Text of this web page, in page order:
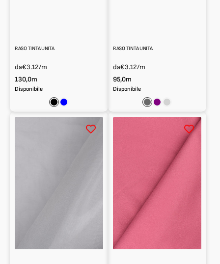
RASO TINTA UNITA
da€3.12/m
130,0m
Disponibile
Nero
Blu
RASO TINTA UNITA
da€3.12/m
95,0m
Disponibile
Grigio
Scuro
ViolaGrigio
Chiaro
Raso